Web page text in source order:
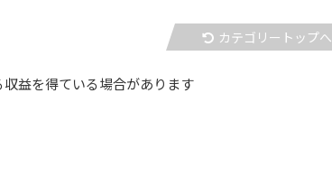
カテゴリートップへ
益を得ている場合があります